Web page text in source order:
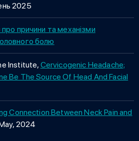
2025
про причини та механізми
болю
Institute, Cervicogenic Headache;
Be The Source Of Head And Facial
Connection Between Neck Pain and
2024